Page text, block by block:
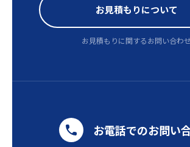
お見積もりについて
お見積もりに関するお問い合わ
お電話でのお問い